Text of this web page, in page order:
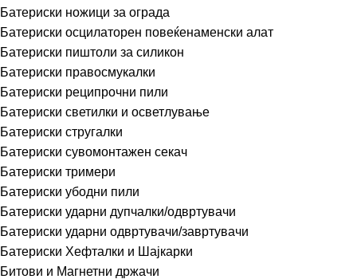
Батериски ножици за ограда
Батериски осцилаторен повеќенаменски алат
Батериски пиштоли за силикон
Батериски правосмукалки
Батериски реципрочни пили
Батериски светилки и осветлување
Батериски стругалки
Батериски сувомонтажен секач
Батериски тримери
Батериски убодни пили
Батериски ударни дупчалки/одвртувачи
Батериски ударни одвртувачи/завртувачи
Батериски Хефталки и Шајкарки
Битови и Магнетни држачи